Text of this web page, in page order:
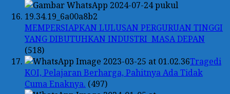
MEMPERSIAPKAN LULUSAN PERGURUAN TINGGI
YANG DIBUTUHKAN INDUSTRI MASA DEPAN
(518)
Tragedi
KOI, Pelajaran Berharga, Pahitnya Ada Tidak
Cuma Enaknya. (497)